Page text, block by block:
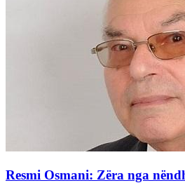
Resmi Osmani: Zëra nga